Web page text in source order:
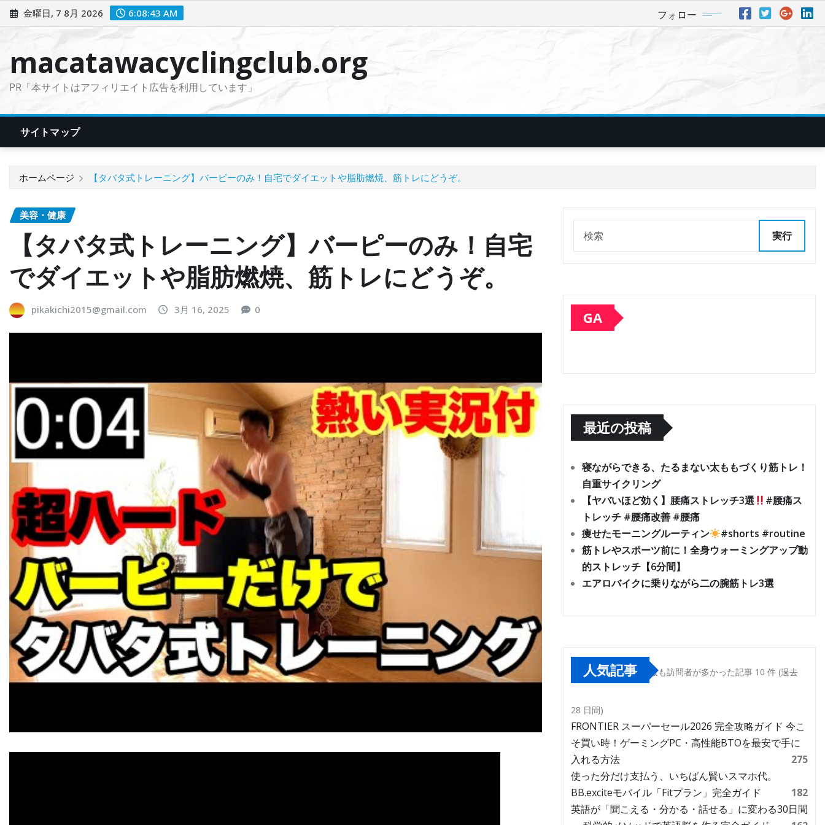
ン
金曜日, 7 8月 2026 6:08:44 AM フォロー
macatawacyclingclub.org
PR「本サイトはアフィリエイト広告を利用しています」
サイトマップ
ホームページ 【タバタ式トレーニング】バーピーのみ！自宅でダイエットや脂肪燃焼、筋トレにどうぞ。
美容・健康
【タバタ式トレーニング】バーピーのみ！自宅
でダイエットや脂肪燃焼、筋トレにどうぞ。
pikakichi2015@gmail.com 3月 16, 2025 0
実行
GA
最近の投稿
寝ながらできる、たるまない太ももづくり筋トレ！
自重サイクリング
【ヤバいほど効く】腰痛ストレッチ3選
#腰痛ス
トレッチ #腰痛改善 #腰痛
痩せたモーニングルーティン
#shorts #routine
筋トレやスポーツ前に！全身ウォーミングアップ動
的ストレッチ【6分間】
エアロバイクに乗りながら二の腕筋トレ3選
人気記事 最も訪問者が多かった記事 10 件 (過去
28 日間)
FRONTIER スーパーセール2026 完全攻略ガイド 今こ
そ買い時！ゲーミングPC・高性能BTOを最安で手に
入れる方法
275
使った分だけ支払う、いちばん賢いスマホ代。
BB.exciteモバイル「Fitプラン」完全ガイド
182
英語が「聞こえる・分かる・話せる」に変わる30日間